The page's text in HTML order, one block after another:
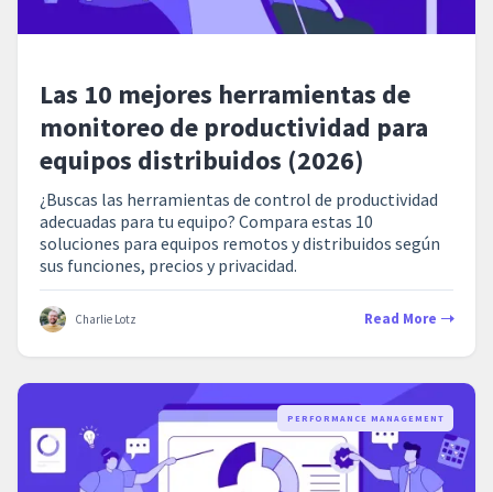
Las 10 mejores herramientas de
monitoreo de productividad para
equipos distribuidos (2026)
¿Buscas las herramientas de control de productividad
adecuadas para tu equipo? Compara estas 10
soluciones para equipos remotos y distribuidos según
sus funciones, precios y privacidad.
Charlie Lotz Read More
PERFORMANCE MANAGEMENT